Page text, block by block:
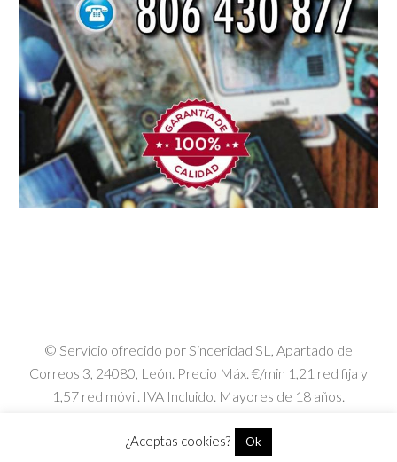
© Servicio ofrecido por Sinceridad SL, Apartado de
Correos 3, 24080, León. Precio Máx. €/min 1,21 red fija y
1,57 red móvil. IVA Incluido. Mayores de 18 años.
Política de Privacidad Política de Cookies
¿Aceptas cookies? Ok